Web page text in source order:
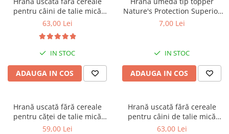
Orijen
Jucarii
Batoane branza Yak
Castroane si Dozatoare
pentru câini de talie mică
Nature's Protection Superior
Breeds, Pește Alb, pentru
eliminarea petelor din jurul
63,00 Lei
IN STOC
ADAUGA IN COS
Nature's Protection Superior
Care cu Ton pentru câini
ochilor, 70g
7,00 Lei
IN STOC
ADAUGA IN COS
Hrană uscată fără cereale
pentru căței de talie mică
Nature's Protection Superior
59,00 Lei
Hrană uscată fără cereale
pentru câini de talie mică
Nature's Protection Superior
63,00 Lei